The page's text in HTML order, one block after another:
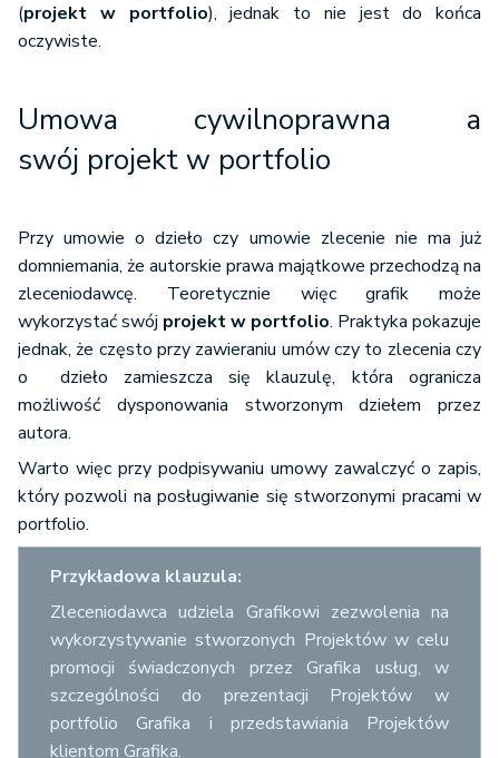
(projekt w portfolio), jednak to nie jest do końca
oczywiste.
Umowa cywilnoprawna a
swój projekt w portfolio
Przy umowie o dzieło czy umowie zlecenie nie ma już
domniemania, że autorskie prawa majątkowe przechodzą na
zleceniodawcę. Teoretycznie więc grafik może
wykorzystać swój projekt w portfolio. Praktyka pokazuje
jednak, że często przy zawieraniu umów czy to zlecenia czy
o dzieło zamieszcza się klauzulę, która ogranicza
możliwość dysponowania stworzonym dziełem przez
autora.
Warto więc przy podpisywaniu umowy zawalczyć o zapis,
który pozwoli na posługiwanie się stworzonymi pracami w
portfolio.
Przykładowa klauzula:
Zleceniodawca udziela Grafikowi zezwolenia na
wykorzystywanie stworzonych Projektów w celu
promocji świadczonych przez Grafika usług, w
szczególności do prezentacji Projektów w
portfolio Grafika i przedstawiania Projektów
klientom Grafika.